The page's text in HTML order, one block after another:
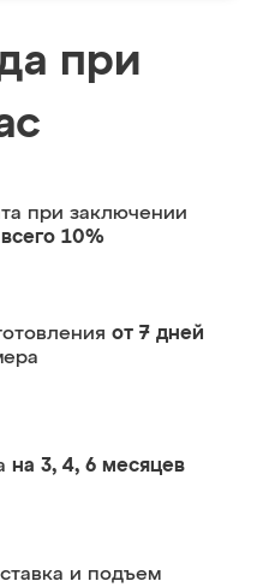
при
при заключении
всего 10%
от 7 дней
на 3, 4, 6 месяцев
и подъем